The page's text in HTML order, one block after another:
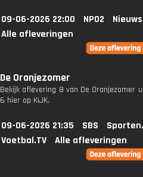
09-06-2026 22:00 NPO2
Alle afleveringen
De Oranjezomer
Bekijk aflevering 8 van De Oranjezomer
6 hier op KIJK.
09-06-2026 21:35 SBS
Voetbal.TV
Alle afleveringen